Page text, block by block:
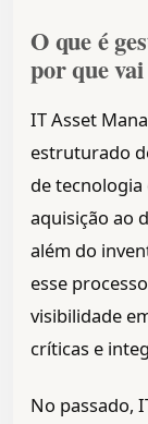
O que é
por que
IT Asset
estruturado
de
aquisição ao
além do
esse
visibilidade
críticas e
No passado,